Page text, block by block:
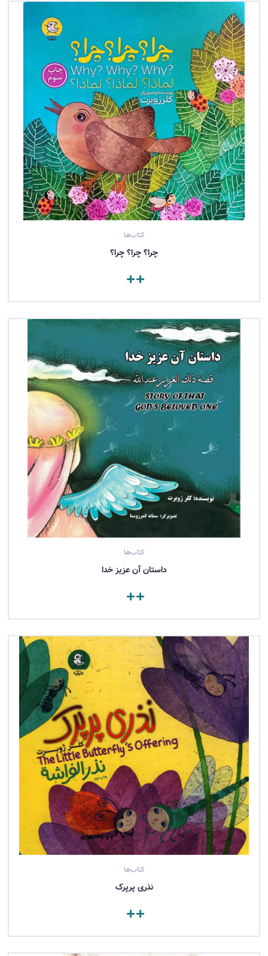
کتاب‌ها
چرا؟ چرا؟ چرا؟
مشاهده کتاب
کتاب‌ها
داستان آن عزیز خدا
مشاهده کتاب
کتاب‌ها
نذری پرپرک
مشاهده کتاب